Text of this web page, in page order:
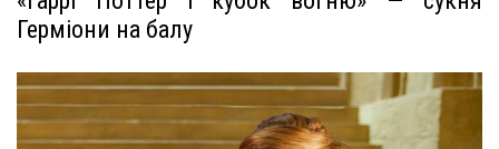
Герміони на балу